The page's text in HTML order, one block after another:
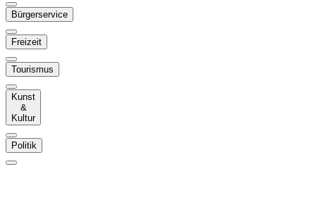
Bürgerservice
Freizeit
Tourismus
Kunst
&
Kultur
Politik